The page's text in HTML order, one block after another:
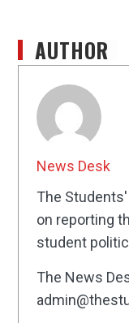
AUTHOR
News Desk
The
on reporting
student
The News